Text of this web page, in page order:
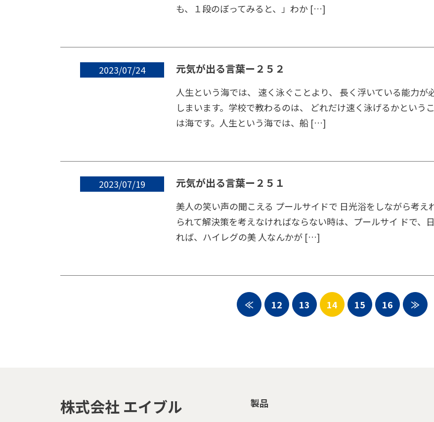
も、１段のぼってみると、」わか […]
2023/07/24 元気が出る言葉ー２５２
人生という海では、 速く泳ぐことより、 長く浮いている能力が
しまいます。学校で教わるのは、 どれだけ速く泳げるかという
は海です。人生という海では、船 […]
2023/07/19 元気が出る言葉ー２５１
美人の笑い声の聞こえる プールサイドで 日光浴をしながら考
られて解決策を考えなければならない時は、プールサイ ドで、
れば、ハイレグの美 人なんかが […]
≪ 12 13 14 15 16 ≫
株式会社 エイブル 製品